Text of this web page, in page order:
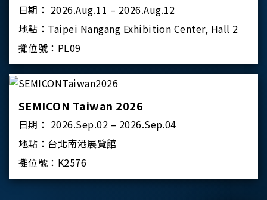
日期： 2026.Aug.11 – 2026.Aug.12
地點： Taipei Nangang Exhibition Center, Hall 2
攤位號： PL09
SEMICON Taiwan 2026
日期： 2026.Sep.02 – 2026.Sep.04
地點： 台北南港展覽館
攤位號： K2576